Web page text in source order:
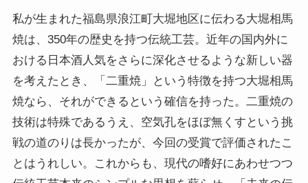
私が生まれた福島県浪江町大堀地区に伝わる大堀相馬
焼は、350年の歴史を持つ伝統工芸。近年の国内外に
おける日本酒人気をさらに深化させるような新しい器
を考えたとき、「二重焼」という特徴を持つ大堀相馬
焼なら、それができるという確信を持った。二重焼の
技術は特殊であるうえ、空気孔をほぼ無くすという挑
戦の道のりは長かったが、今回の受賞で評価されたこ
とはうれしい。これからも、現代の嗜好にあわせつつ